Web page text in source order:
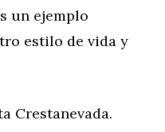
un ejemplo
estilo de vida y
Crestanevada.